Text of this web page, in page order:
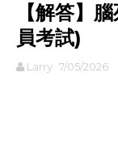
【解答】
員考試)
Larry 7/05/2026